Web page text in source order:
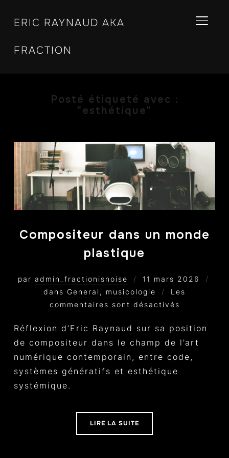
ERIC RAYNAUD AKA
FRACTION
Posté étiqueté avec :
"esthétique"
Compositeur dans un monde
plastique
par admin_fractionisnoise
11 mars 2026
dans General , musicologie
Les
commentaires sont désactivés
Réflexion d’Eric Raynaud sur sa position
de compositeur dans le champ de l’art
numérique contemporain, entre code,
systèmes génératifs et esthétique
systémique.
LIRE LA SUITE